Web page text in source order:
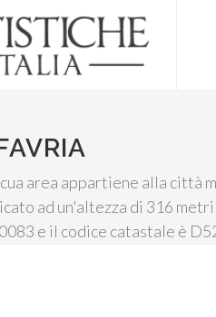
area appartiene alla
ad un'altezza di 316
e il codice catastale è